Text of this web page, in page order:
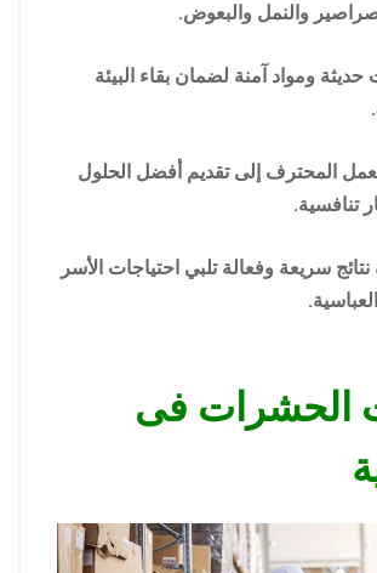
والنمل والبعوض.
ومواد آمنة لضمان بقاء البيئة
المحترف إلى تقديم أفضل الحلول
تنافسية.
سريعة وفعالة تلبي احتياجات الأسر
الحشرات فى